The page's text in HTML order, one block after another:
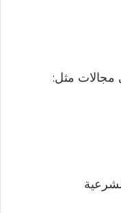
مجالات مثل: